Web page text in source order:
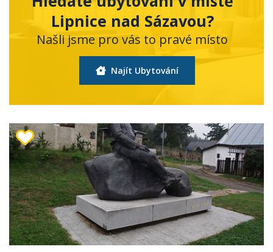
Lipnice nad Sázavou?
Našli jsme pro vás to pravé místo
Najít Ubytování